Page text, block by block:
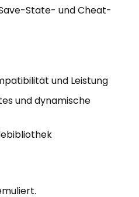
State- und Cheat-
und Leistung
und dynamische